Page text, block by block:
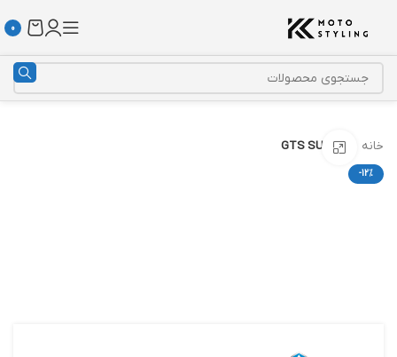
0
خانه GTS SUPER
-12%
بزرگنمایی تصویر